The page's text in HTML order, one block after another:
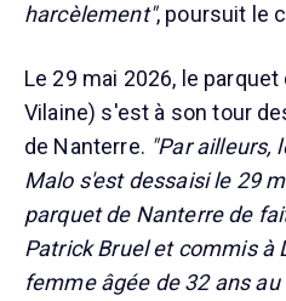
harcèlement", poursuit le
Le 29 mai 2026, le
Vilaine) s'est à son tour
de Nanterre. "Par ailleurs,
Malo s'est dessaisi le 29
parquet de Nanterre de
Patrick Bruel et commis à
femme âgée de 32 ans